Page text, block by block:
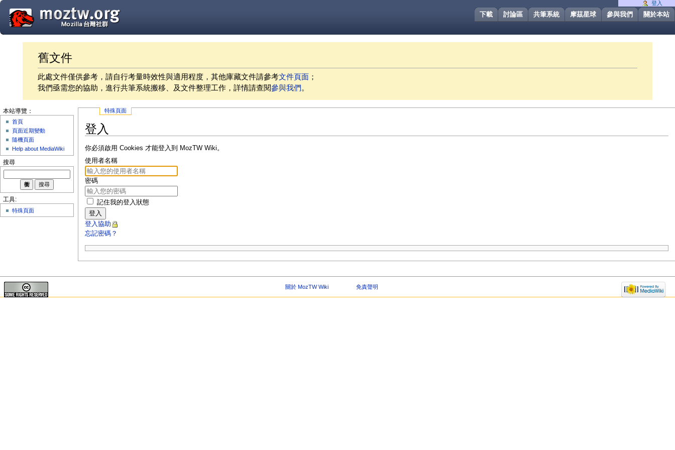
關於本站
參與我們
摩茲星球
共筆系統
討論區
下載
舊文件
此處文件僅供參考，請自行考量時效性與適用程度，其他庫藏文件請參考文件頁面 ；
我們亟需您的協助，進行共筆系統搬移、及文件整理工作，詳情請查閱參與我們。
特殊頁面
登入
你必須啟用 Cookies 才能登入到 MozTW Wiki。
使用者名稱
密碼
記住我的登入狀態
登入
登入協助
忘記密碼？
登入
本站導覽：
首頁
頁面近期變動
隨機頁面
Help about MediaWiki
搜尋
工具:
特殊頁面
關於 MozTW Wiki 免責聲明